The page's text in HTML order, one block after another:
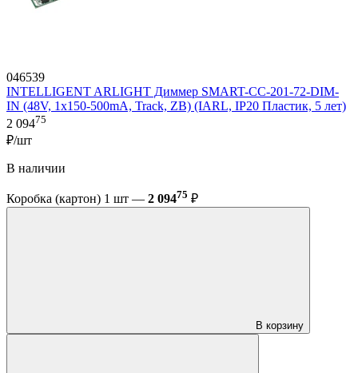
046539
INTELLIGENT ARLIGHT Диммер SMART-CC-201-72-DIM-
IN (48V, 1x150-500mA, Track, ZB) (IARL, IP20 Пластик, 5 лет)
2 09475
₽/шт
В наличии
Коробка (картон) 1 шт — 2 09475 ₽
В корзину